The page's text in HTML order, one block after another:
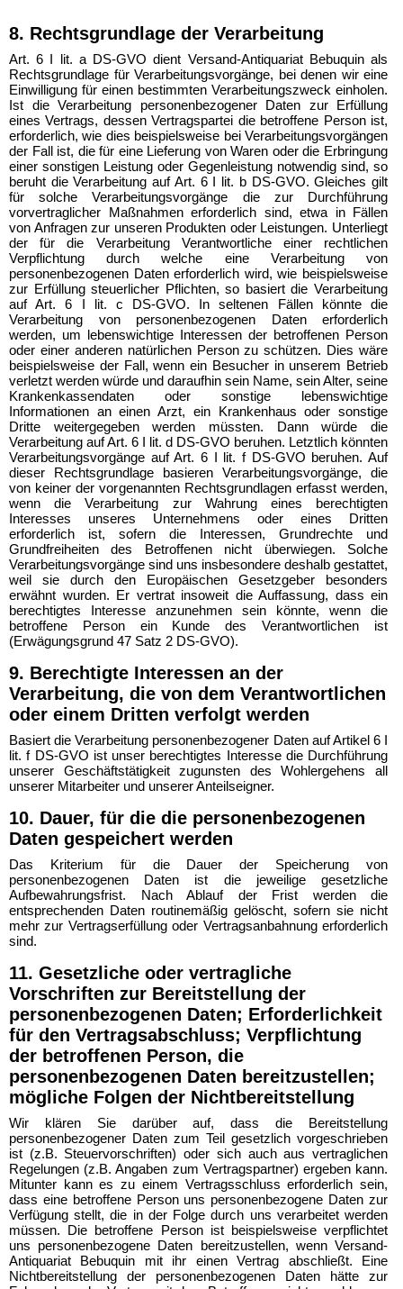
8. Rechtsgrundlage der Verarbeitung
Art. 6 I lit. a DS-GVO dient Versand-Antiquariat Bebuquin als
Rechtsgrundlage für Verarbeitungsvorgänge, bei denen wir eine
Einwilligung für einen bestimmten Verarbeitungszweck einholen.
Ist die Verarbeitung personenbezogener Daten zur Erfüllung
eines Vertrags, dessen Vertragspartei die betroffene Person ist,
erforderlich, wie dies beispielsweise bei Verarbeitungsvorgängen
der Fall ist, die für eine Lieferung von Waren oder die Erbringung
einer sonstigen Leistung oder Gegenleistung notwendig sind, so
beruht die Verarbeitung auf Art. 6 I lit. b DS-GVO. Gleiches gilt
für solche Verarbeitungsvorgänge die zur Durchführung
vorvertraglicher Maßnahmen erforderlich sind, etwa in Fällen
von Anfragen zur unseren Produkten oder Leistungen. Unterliegt
der für die Verarbeitung Verantwortliche einer rechtlichen
Verpflichtung durch welche eine Verarbeitung von
personenbezogenen Daten erforderlich wird, wie beispielsweise
zur Erfüllung steuerlicher Pflichten, so basiert die Verarbeitung
auf Art. 6 I lit. c DS-GVO. In seltenen Fällen könnte die
Verarbeitung von personenbezogenen Daten erforderlich
werden, um lebenswichtige Interessen der betroffenen Person
oder einer anderen natürlichen Person zu schützen. Dies wäre
beispielsweise der Fall, wenn ein Besucher in unserem Betrieb
verletzt werden würde und daraufhin sein Name, sein Alter, seine
Krankenkassendaten oder sonstige lebenswichtige
Informationen an einen Arzt, ein Krankenhaus oder sonstige
Dritte weitergegeben werden müssten. Dann würde die
Verarbeitung auf Art. 6 I lit. d DS-GVO beruhen. Letztlich könnten
Verarbeitungsvorgänge auf Art. 6 I lit. f DS-GVO beruhen. Auf
dieser Rechtsgrundlage basieren Verarbeitungsvorgänge, die
von keiner der vorgenannten Rechtsgrundlagen erfasst werden,
wenn die Verarbeitung zur Wahrung eines berechtigten
Interesses unseres Unternehmens oder eines Dritten
erforderlich ist, sofern die Interessen, Grundrechte und
Grundfreiheiten des Betroffenen nicht überwiegen. Solche
Verarbeitungsvorgänge sind uns insbesondere deshalb gestattet,
weil sie durch den Europäischen Gesetzgeber besonders
erwähnt wurden. Er vertrat insoweit die Auffassung, dass ein
berechtigtes Interesse anzunehmen sein könnte, wenn die
betroffene Person ein Kunde des Verantwortlichen ist
(Erwägungsgrund 47 Satz 2 DS-GVO).
9. Berechtigte Interessen an der
Verarbeitung, die von dem Verantwortlichen
oder einem Dritten verfolgt werden
Basiert die Verarbeitung personenbezogener Daten auf Artikel 6 I
lit. f DS-GVO ist unser berechtigtes Interesse die Durchführung
unserer Geschäftstätigkeit zugunsten des Wohlergehens all
unserer Mitarbeiter und unserer Anteilseigner.
10. Dauer, für die die personenbezogenen
Daten gespeichert werden
Das Kriterium für die Dauer der Speicherung von
personenbezogenen Daten ist die jeweilige gesetzliche
Aufbewahrungsfrist. Nach Ablauf der Frist werden die
entsprechenden Daten routinemäßig gelöscht, sofern sie nicht
mehr zur Vertragserfüllung oder Vertragsanbahnung erforderlich
sind.
11. Gesetzliche oder vertragliche
Vorschriften zur Bereitstellung der
personenbezogenen Daten; Erforderlichkeit
für den Vertragsabschluss; Verpflichtung
der betroffenen Person, die
personenbezogenen Daten bereitzustellen;
mögliche Folgen der Nichtbereitstellung
Wir klären Sie darüber auf, dass die Bereitstellung
personenbezogener Daten zum Teil gesetzlich vorgeschrieben
ist (z.B. Steuervorschriften) oder sich auch aus vertraglichen
Regelungen (z.B. Angaben zum Vertragspartner) ergeben kann.
Mitunter kann es zu einem Vertragsschluss erforderlich sein,
dass eine betroffene Person uns personenbezogene Daten zur
Verfügung stellt, die in der Folge durch uns verarbeitet werden
müssen. Die betroffene Person ist beispielsweise verpflichtet
uns personenbezogene Daten bereitzustellen, wenn Versand-
Antiquariat Bebuquin mit ihr einen Vertrag abschließt. Eine
Nichtbereitstellung der personenbezogenen Daten hätte zur